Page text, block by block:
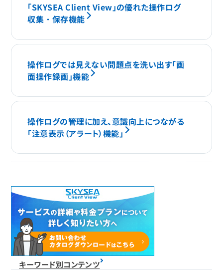
「SKYSEA Client View」の優れた操作ログ
収集・保存機能
操作ログでは見えない問題点を洗い出す「画
面操作録画」機能
操作ログの管理に加え、意識向上につながる
「注意表示（アラート）機能」
キーワード別コンテンツ